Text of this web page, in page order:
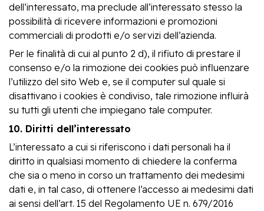
dell’interessato, ma preclude all’interessato stesso la
possibilità di ricevere informazioni e promozioni
commerciali di prodotti e/o servizi dell’azienda.
Per le finalità di cui al punto 2 d), il rifiuto di prestare il
consenso e/o la rimozione dei cookies può influenzare
l’utilizzo del sito Web e, se il computer sul quale si
disattivano i cookies è condiviso, tale rimozione influirà
su tutti gli utenti che impiegano tale computer.
10. Diritti dell’interessato
L’interessato a cui si riferiscono i dati personali ha il
diritto in qualsiasi momento di chiedere la conferma
che sia o meno in corso un trattamento dei medesimi
dati e, in tal caso, di ottenere l’accesso ai medesimi dati
ai sensi dell’art. 15 del Regolamento UE n. 679/2016